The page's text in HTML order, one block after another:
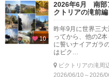
10
2026年6月 南部
クトリアの滝前編
昨年9月に世界三
ってから、他の2
に誓いナイアガラ
はビク...
ビクトリアの滝周
2026/06/10～2026/